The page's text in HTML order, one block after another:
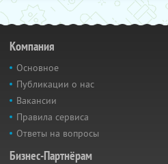
Компания
Основное
Публикации о нас
Вакансии
Правила сервиса
Ответы на вопросы
Бизнес-Партнёрам